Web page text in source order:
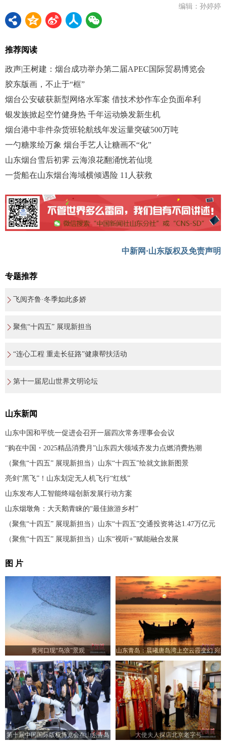
编辑：孙婷婷
推荐阅读
政声|王树建：烟台成功举办第二届APEC国际贸易博览会
胶东版画，不止于“框”
烟台公安破获新型网络水军案 借技术炒作车企负面牟利
银发族掀起空竹健身热 千年运动焕发新生机
烟台港中非件杂货班轮航线年发运量突破500万吨
一勺糖浆绘万象 烟台手艺人让糖画不“化”
山东烟台雪后初霁 云海浪花翻涌恍若仙境
一货船在山东烟台海域横倾遇险 11人获救
中新网·山东版权及免责声明
专题推荐
飞阅齐鲁·冬季如此多娇
聚焦“十四五” 展现新担当
“连心工程 重走长征路”健康帮扶活动
第十一届尼山世界文明论坛
山东新闻
山东中国和平统一促进会召开一届四次常务理事会会议
“购在中国・2025精品消费月”山东四大领域齐发力点燃消费热潮
（聚焦“十四五” 展现新担当）山东“十四五”绘就文旅新图景
亮剑“黑飞”！山东划定无人机飞行“红线”
山东发布人工智能终端创新发展行动方案
山东烟墩角：大天鹅青睐的“最佳旅游乡村”
（聚焦“十四五” 展现新担当）山东“十四五”交通投资将达1.47万亿元
（聚焦“十四五” 展现新担当）山东“视听+”赋能融合发展
图 片
黄河口现“鸟浪”景观
山东青岛：晨曦唐岛湾上空云霞变幻 宛
如油画
第十届中国国际版权博览会在山东青岛
大使夫人探店北京老字号